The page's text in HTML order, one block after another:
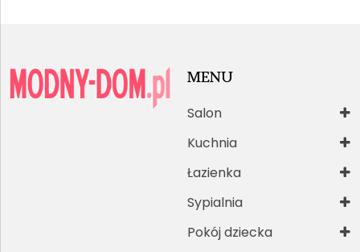
MENU
Salon
Kuchnia
Łazienka
Sypialnia
Pokój dziecka